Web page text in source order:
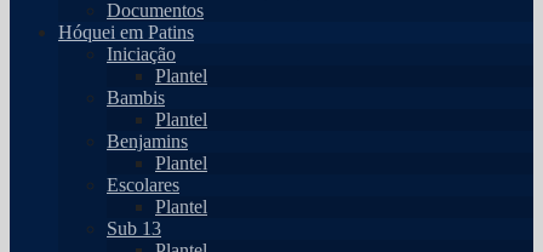
Documentos
Hóquei em Patins
Iniciação
Plantel
Bambis
Plantel
Benjamins
Plantel
Escolares
Plantel
Sub 13